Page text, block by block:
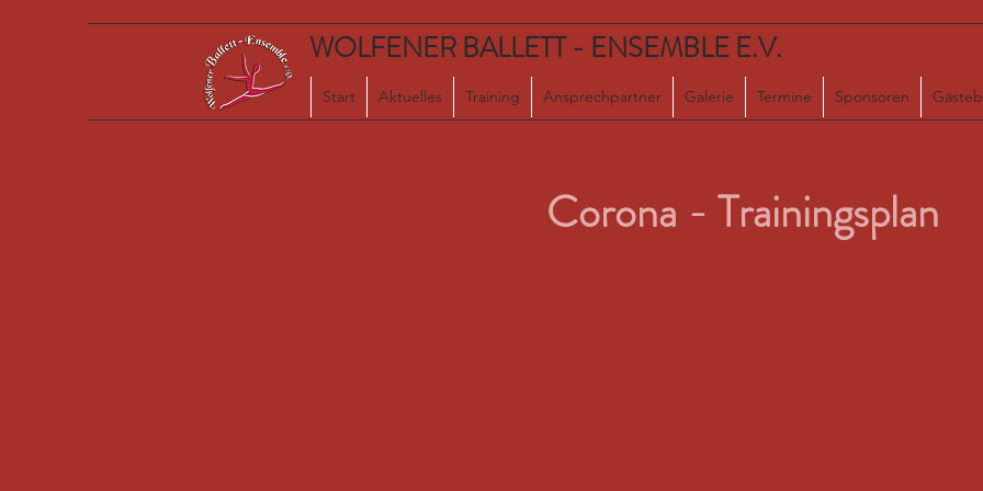
WOLFENER BALLETT - ENSEMBLE E.V.
Start Aktuelles Training Ansprechpartner Galerie Termine Sponsoren
Corona - Trainingsplan